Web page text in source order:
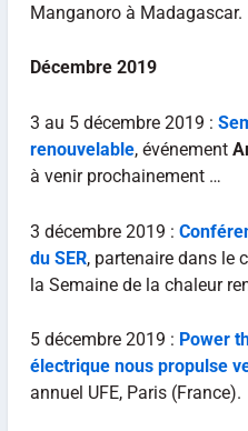
Manganoro à Madagascar.
Décembre 2019
3 au 5 décembre 2019 :
renouvelable, événement
à venir prochainement …
3 décembre 2019 :
du SER, partenaire dans le
la Semaine de la chaleur
5 décembre 2019 : Power
électrique nous propulse
annuel UFE, Paris (France).